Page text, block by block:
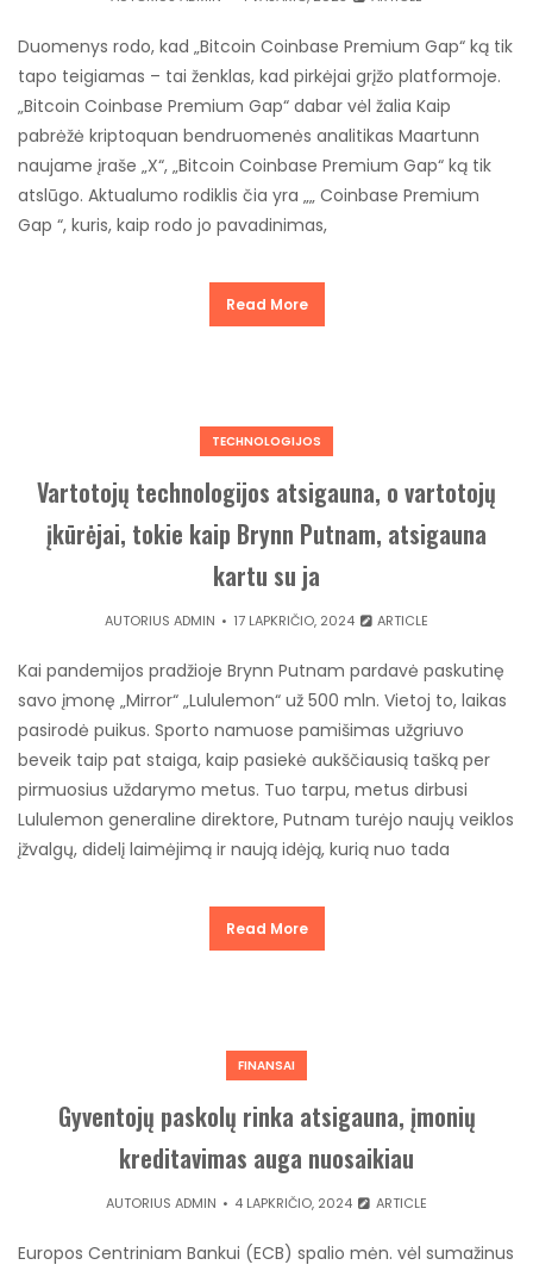
Duomenys rodo, kad „Bitcoin Coinbase Premium Gap“ ką tik
tapo teigiamas – tai ženklas, kad pirkėjai grįžo platformoje.
„Bitcoin Coinbase Premium Gap“ dabar vėl žalia Kaip
pabrėžė kriptoquan bendruomenės analitikas Maartunn
naujame įraše „X“, „Bitcoin Coinbase Premium Gap“ ką tik
atslūgo. Aktualumo rodiklis čia yra „„ Coinbase Premium
Gap “, kuris, kaip rodo jo pavadinimas,
Read More
TECHNOLOGIJOS
Vartotojų technologijos atsigauna, o vartotojų
įkūrėjai, tokie kaip Brynn Putnam, atsigauna
kartu su ja
AUTORIUS ADMIN 17 LAPKRIČIO, 2024 ARTICLE
Kai pandemijos pradžioje Brynn Putnam pardavė paskutinę
savo įmonę „Mirror“ „Lululemon“ už 500 mln. Vietoj to, laikas
pasirodė puikus. Sporto namuose pamišimas užgriuvo
beveik taip pat staiga, kaip pasiekė aukščiausią tašką per
pirmuosius uždarymo metus. Tuo tarpu, metus dirbusi
Lululemon generaline direktore, Putnam turėjo naujų veiklos
įžvalgų, didelį laimėjimą ir naują idėją, kurią nuo tada
Read More
FINANSAI
Gyventojų paskolų rinka atsigauna, įmonių
kreditavimas auga nuosaikiau
AUTORIUSADMIN 4 LAPKRIČIO, 2024 ARTICLE
Europos Centriniam Bankui (ECB) spalio mėn. vėl sumažinus